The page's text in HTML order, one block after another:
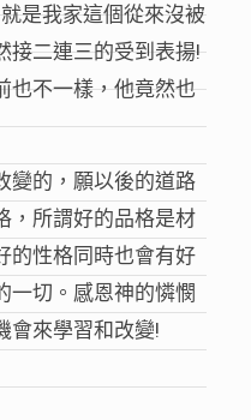
是我家這個從來沒被
接二連三的受到表揚!
也不一樣，他竟然也
變的，願以後的道路
，所謂好的品格是材
的性格同時也會有好
一切。感恩神的憐憫
會來學習和改變!